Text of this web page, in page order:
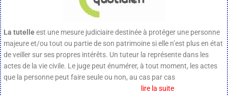
La tutelleest une mesure judiciaire destinée à protéger une personne
majeure et/ou tout ou partie de son patrimoine si elle n’est plus en état
de veiller sur ses propres intérêts. Un tuteur la représente dans les
actes de la vie civile. Le juge peut énumérer, à tout moment, les actes
que la personne peut faire seule ou non, au cas par cas
lire la suite